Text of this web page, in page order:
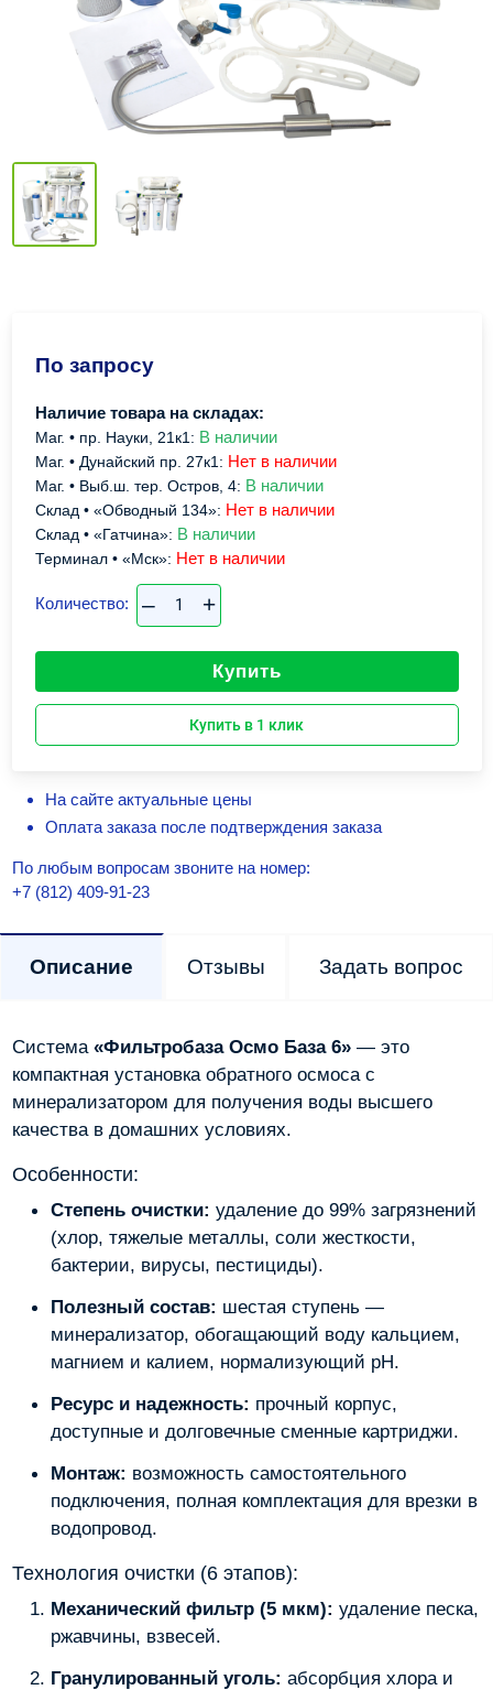
По запросу
Наличие товара на складах:
Маг. • пр. Науки, 21к1: В наличии
Маг. • Дунайский пр. 27к1: Нет в наличии
Маг. • Выб.ш. тер. Остров, 4: В наличии
Склад • «Обводный 134»: Нет в наличии
Склад • «Гатчина»: В наличии
Терминал • «Мск»: Нет в наличии
Количество: – +
Купить
Купить в 1 клик
На сайте актуальные цены
Оплата заказа после подтверждения заказа
По любым вопросам звоните на номер:
+7 (812) 409-91-23
Описание Отзывы Задать вопрос
Система «Фильтробаза Осмо База 6»— это
компактная установка обратного осмоса с
минерализатором для получения воды высшего
качества в домашних условиях.
Особенности:
Степень очистки: удаление до 99% загрязнений
(хлор, тяжелые металлы, соли жесткости,
бактерии, вирусы, пестициды).
Полезный состав: шестая ступень —
минерализатор, обогащающий воду кальцием,
магнием и калием, нормализующий pH.
Ресурс и надежность: прочный корпус,
доступные и долговечные сменные картриджи.
Монтаж: возможность самостоятельного
подключения, полная комплектация для врезки в
водопровод.
Технология очистки (6 этапов):
Механический фильтр (5 мкм): удаление песка,
ржавчины, взвесей.
Гранулированный уголь: абсорбция хлора и